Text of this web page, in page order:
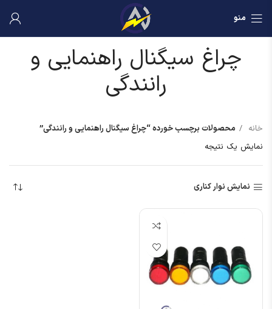
منو
چراغ سیگنال راهنمایی و
رانندگی
خانه
محصولات برچسب خورده “چراغ سیگنال راهنمایی و رانندگی”
نمایش یک نتیجه
نمایش نوار کناری